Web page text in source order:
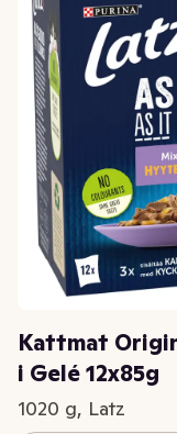
Kattmat
i Gelé 12x85g
1020 g, Latz